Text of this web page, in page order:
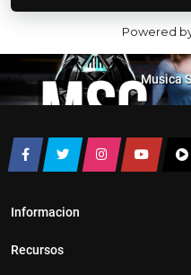
Powered
Musica
Informacion
Recursos